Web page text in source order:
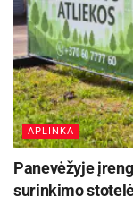
APLINKA
Panevėžyje
surinkimo